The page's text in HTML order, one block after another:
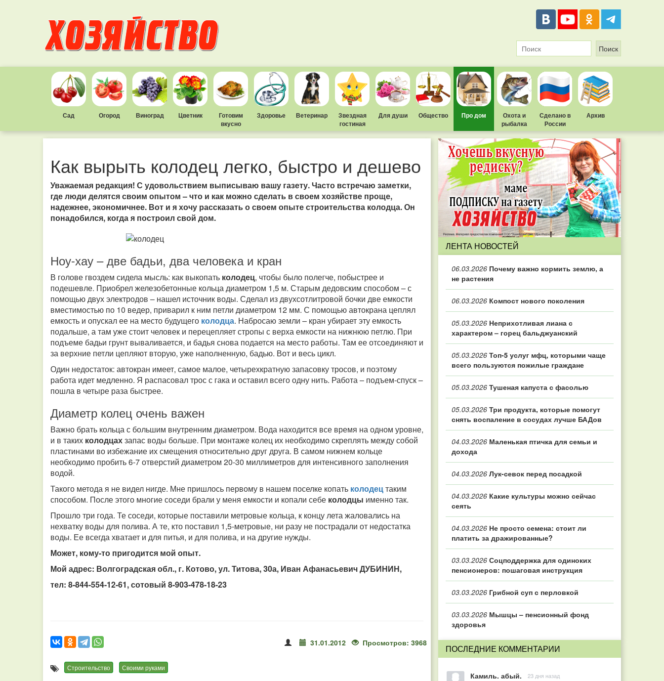
Сад Огород Виноград Цветник
Готовим
вкусно
Здоровье Ветеринар
Звездная
гостиная
Для души Общество Про дом
Охота и
рыбалка
Сделано в
России
Архив
Как вырыть колодец легко, быстро и дешево
Уважаемая редакция! С удовольствием выписываю вашу газету. Часто встречаю заметки,
где люди делятся своим опытом – что и как можно сделать в своем хозяйстве проще,
надежнее, экономичнее. Вот и я хочу рассказать о своем опыте строительства колодца. Он
понадобился, когда я построил свой дом.
Ноу-хау – две бадьи, два человека и кран
В голове гвоздем сидела мысль: как выкопать колодец, чтобы было полегче, побыстрее и
подешевле. Приобрел железобетонные кольца диаметром 1,5 м. Старым дедовским способом – с
помощью двух электродов – нашел источник воды. Сделал из двухсотлитровой бочки две емкости
вместимостью по 10 ведер, приварил к ним петли диаметром 12 мм. С помощью автокрана цеплял
емкость и опускал ее на место будущего колодца. Набросаю земли – кран убирает эту емкость
подальше, а там уже стоит человек и перецепляет стропы с верха емкости на нижнюю петлю. При
подъеме бадьи грунт вываливается, и бадья снова подается на место работы. Там ее отсоединяют и
за верхние петли цепляют вторую, уже наполненную, бадью. Вот и весь цикл.
Один недостаток: автокран имеет, самое малое, четырехкратную запасовку тросов, и поэтому
работа идет медленно. Я распасовал трос с гака и оставил всего одну нить. Работа – подъем-спуск –
пошла в четыре раза быстрее.
Диаметр колец очень важен
Важно брать кольца с большим внутренним диаметром. Вода находится все время на одном уровне,
и в таких колодцахзапас воды больше. При монтаже колец их необходимо скреплять между собой
пластинами во избежание их смещения относительно друг друга. В самом нижнем кольце
необходимо пробить 6-7 отверстий диаметром 20-30 миллиметров для интенсивного заполнения
водой.
Такого метода я не видел нигде. Мне пришлось первому в нашем поселке копать колодецтаким
способом. После этого многие соседи брали у меня емкости и копали себе колодцы именно так.
Прошло три года. Те соседи, которые поставили метровые кольца, к концу лета жаловались на
нехватку воды для полива. А те, кто поставил 1,5-метровые, ни разу не пострадали от недостатка
воды. Ее всегда хватает и для питья, и для полива, и на другие нужды.
Может, кому-то пригодится мой опыт.
Мой адрес: Волгоградская обл., г. Котово, ул. Титова, 30а, Иван Афанасьевич ДУБИНИН,
тел: 8-844-554-12-61, сотовый 8-903-478-18-23
31.01.2012 Просмотров: 3968
Строительство Своими руками
ЛЕНТА НОВОСТЕЙ
06.03.2026 Почему важно кормить землю, а
не растения
06.03.2026 Компост нового поколения
05.03.2026 Неприхотливая лиана с
характером – горец бальджуанский
05.03.2026 Топ‑5 услуг мфц, которыми чаще
всего пользуются пожилые граждане
05.03.2026 Тушеная капуста с фасолью
05.03.2026 Три продукта, которые помогут
снять воспаление в сосудах лучше БАДов
04.03.2026 Маленькая птичка для семьи и
дохода
04.03.2026 Лук-севок перед посадкой
04.03.2026 Какие культуры можно сейчас
сеять
04.03.2026 Не просто семена: стоит ли
платить за дражированные?
03.03.2026 Соцподдержка для одиноких
пенсионеров: пошаговая инструкция
03.03.2026 Грибной суп с перловкой
03.03.2026 Мышцы – пенсионный фонд
здоровья
ПОСЛЕДНИЕ КОММЕНТАРИИ
Камиль. абый. 23 дня назад